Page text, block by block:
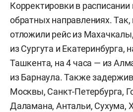
Корректировки в расписании
обратных направлениях. Так,
отложили рейс из
из Сургута и Екатеринбурга,
Ташкента, на 4 часа — из
из Барнаула. Также
Москвы, Санкт-Петербурга,
Даламана, Антальи, Сухума,